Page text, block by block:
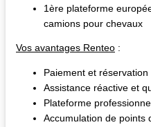
1ère plateforme
camions pour chevaux
Vos avantages Renteo :
Paiement et réservation
Assistance réactive et
Plateforme
Accumulation de points